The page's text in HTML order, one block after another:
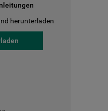
herunterladen